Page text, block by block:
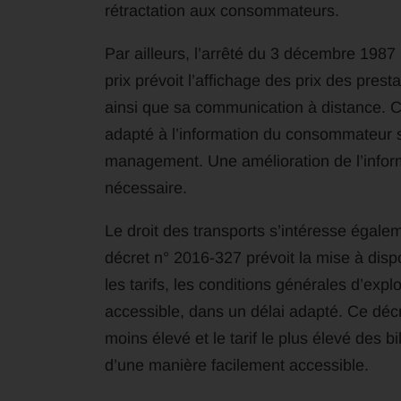
rétractation aux consommateurs.
Par ailleurs, l’arrêté du 3 décembre
prix prévoit l’affichage des prix des
ainsi que sa communication à distance.
adapté à l’information du
management. Une amélioration de
nécessaire.
Le droit des transports s’intéresse
décret n° 2016-327 prévoit la mise à
les tarifs, les conditions générales
accessible, dans un délai adapté. Ce
moins élevé et le tarif le plus élevé des
d’une manière facilement accessible.